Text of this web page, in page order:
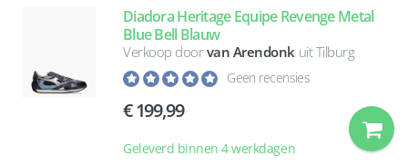
Diadora Heritage Equipe Revenge Metal
Blue Bell Blauw
Verkoop doorvan Arendonk uit Tilburg
Geen recensies
199,99
Geleverd binnen 4 werkdagen